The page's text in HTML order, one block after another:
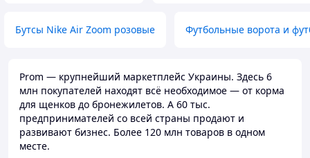
Бутсы Nike Air Zoom розовые Футбольные ворота и
Prom — крупнейший маркетплейс Украины. Здесь 6
млн покупателей находят всё необходимое — от корма
для щенков до бронежилетов. А 60 тыс.
предпринимателей со всей страны продают и
развивают бизнес. Более 120 млн товаров в одном
месте.